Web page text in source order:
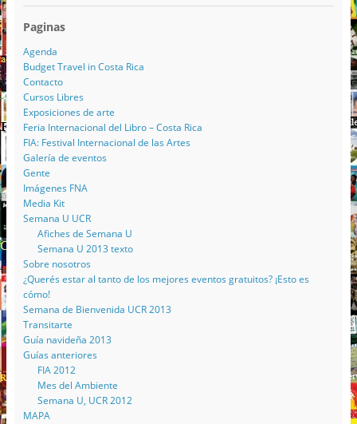
Paginas
Agenda
Budget Travel in Costa Rica
Contacto
Cursos Libres
Exposiciones de arte
Feria Internacional del Libro – Costa Rica
FIA: Festival Internacional de las Artes
Galería de eventos
Gente
Imágenes FNA
Media Kit
Semana U UCR
Afiches de Semana U
Semana U 2013 texto
Sobre nosotros
¿Querés estar al tanto de los mejores eventos gratuitos? ¡Esto es
cómo!
Semana de Bienvenida UCR 2013
Transitarte
Guía navideña 2013
Guías anteriores
FIA 2012
Mes del Ambiente
Semana U, UCR 2012
MAPA